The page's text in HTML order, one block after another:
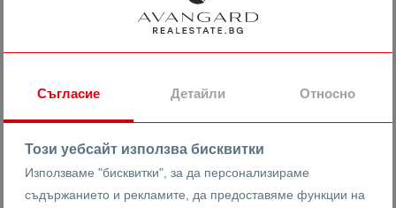
Стая
Самостоятелни
Къщи
Калкан Къщи
Редови Къщи
Съгласие Детайли Относно
Този уебсайт използва бисквитки
Използваме "бисквитки", за да персонализираме
съдържанието и рекламите, да предоставяме функции на